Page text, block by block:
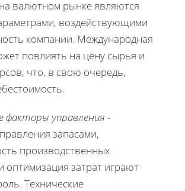
валютном рынке являются
воздействующими
компании. Международная
повлиять на цену сырья и
что, в свою очередь,
факторы управления -
запасами,
производственных
оптимизация затрат играют
Технические